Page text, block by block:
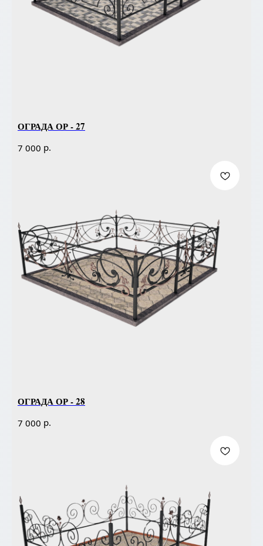
ОГРАДА ОР - 27
7 000 р.
ОГРАДА ОР - 28
7 000 р.